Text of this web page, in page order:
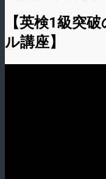
【英検1級突
ル講座】